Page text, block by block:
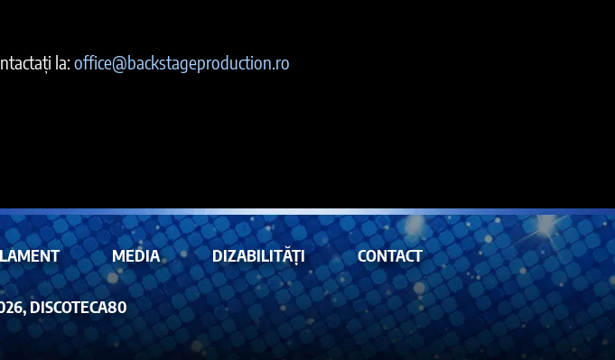
la: office@backstageproduction.ro
MEDIA DIZABILITĂȚI CONTACT
DISCOTECA80